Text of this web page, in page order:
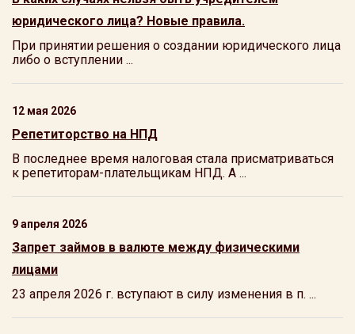
юридического лица? Новые правила.
При принятии решения о создании юридического лица
либо о вступлении ...
12 мая 2026
Репетиторство на НПД
В последнее время налоговая стала присматриваться
к репетиторам-плательщикам НПД. А ...
9 апреля 2026
Запрет займов в валюте между физическими
лицами
23 апреля 2026 г. вступают в силу изменения в п. ...